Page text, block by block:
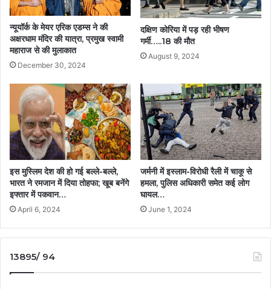
न्यूयॉर्क के मेयर एरिक एडम्स ने की
अक्षरधाम मंदिर की यात्रा, प्रमुख स्वामी
महाराज से की मुलाकात
December 30, 2024
दक्षिण कोरिया में पड़ रही भीषण
गर्मी…..18 की मौत
August 9, 2024
इस मुस्लिम देश की हो गई बल्ले-बल्ले,
भारत ने रमजान में दिया तोहफा; खूब बनेंगे
इफ्तार में पकवान…
April 6, 2024
जर्मनी में इस्लाम-विरोधी रैली में चाकू से
हमला, पुलिस अधिकारी समेत कई लोग
घायल…
June 1, 2024
13895/ 94